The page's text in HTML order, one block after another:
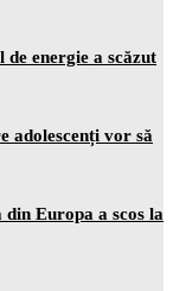
energie a scăzut
adolescenți vor să
Europa a scos la